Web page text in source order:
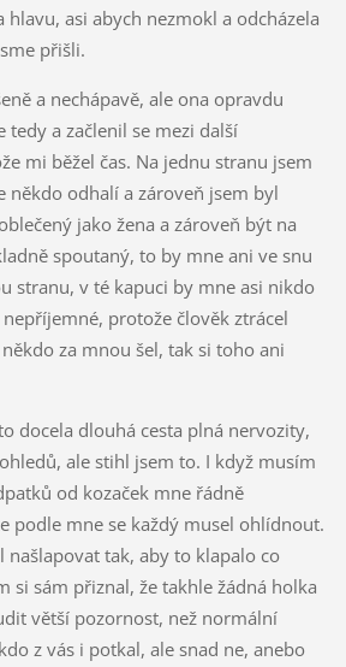
hlavu, asi abych nezmokl a odcházela
přišli.
a nechápavě, ale ona opravdu
tedy a začlenil se mezi další
mi běžel čas. Na jednu stranu jsem
někdo odhalí a zároveň jsem byl
jako žena a zároveň být na
spoutaný, to by mne ani ve snu
stranu, v té kapuci by mne asi nikdo
protože člověk ztrácel
za mnou šel, tak si toho ani
docela dlouhá cesta plná nervozity,
ale stihl jsem to. I když musím
od kozaček mne řádně
podle mne se každý musel ohlídnout.
našlapovat tak, aby to klapalo co
si sám přiznal, že takhle žádná holka
větší pozornost, než normální
z vás i potkal, ale snad ne, anebo